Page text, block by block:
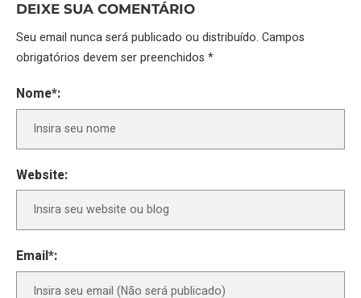
DEIXE SUA COMENTÁRIO
Seu email nunca será publicado ou distribuído. Campos
obrigatórios devem ser preenchidos *
Nome*:
Website:
Email*: